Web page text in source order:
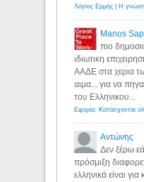
Manos
πιο
ιδιωτικη
ΑΑΔΕ στα χερια
αιμα... για να
του Ελληνικου...
Αντώνης
Δεν ξέρω
πρόσμιξη
ελληνικά είναι